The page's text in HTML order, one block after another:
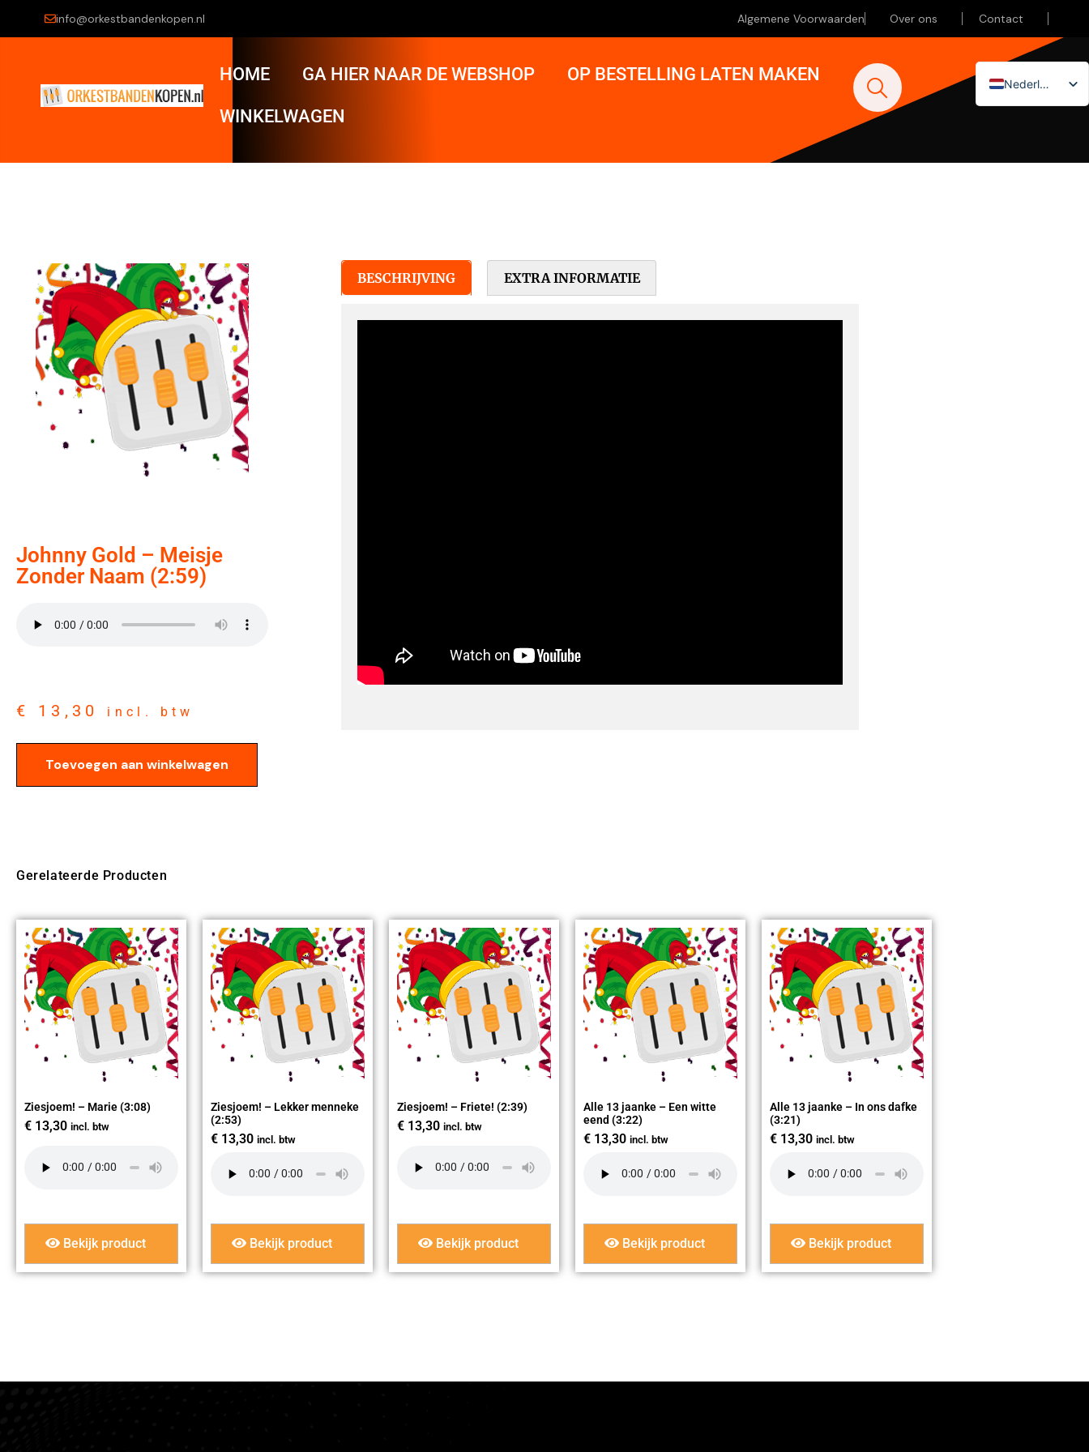
info@orkestbandenkopen.nl Algemene Voorwaarden Over ons Contact
HOME GA HIER NAAR DE WEBSHOP OP BESTELLING LATEN MAKEN
WINKELWAGEN
Nederlands
English (UK)
Johnny Gold – Meisje
Zonder Naam (2:59)
€ 13,30 incl. btw
Toevoegen aan winkelwagen
BESCHRIJVING EXTRA INFORMATIE
Gerelateerde Producten
Ziesjoem! – Marie (3:08)
€ 13,30 incl. btw
Bekijk product
Ziesjoem! – Lekker menneke
(2:53)
€ 13,30 incl. btw
Bekijk product
Ziesjoem! – Friete! (2:39)
€ 13,30 incl. btw
Bekijk product
Alle 13 jaanke – Een witte
eend (3:22)
€ 13,30 incl. btw
Bekijk product
Alle 13 jaanke – In ons dafke
(3:21)
€ 13,30 incl. btw
Bekijk product